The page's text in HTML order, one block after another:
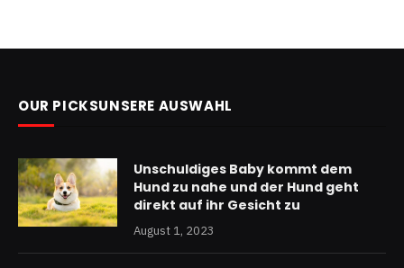
OUR PICKSUNSERE AUSWAHL
Unschuldiges Baby kommt dem
Hund zu nahe und der Hund geht
direkt auf ihr Gesicht zu
August 1, 2023